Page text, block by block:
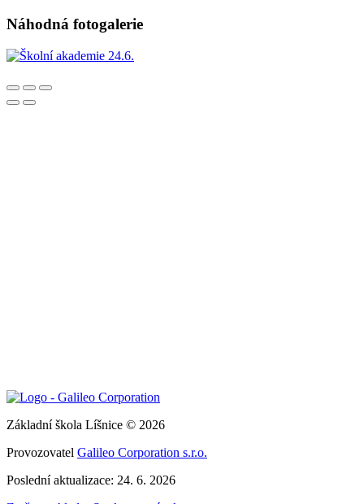
Náhodná fotogalerie
Základní škola Líšnice © 2026
Provozovatel Galileo Corporation s.r.o.
Poslední aktualizace: 24. 6. 2026